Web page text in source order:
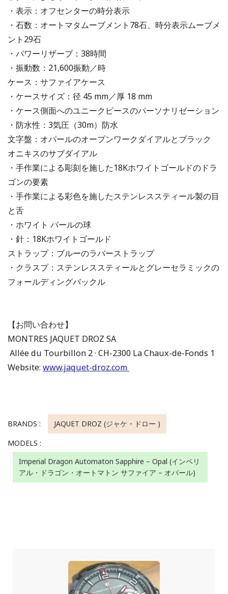
・表示：オフセンターの時分表示
・石数：オートマタムーブメント78石、時分表示ムーブメ
ント29石
・パワーリザーブ：38時間
・振動数：21,600振動／時
ケース：サファイアケース
・ケースサイズ：径 45 mm／厚 18 mm
・ケース側面へのユニークピースのパーソナリゼーション
・防水性：3気圧（30m）防水
文字盤：オパールのオープンワークダイアルとブラック
オニキスのサブダイアル
・手作業による彫刻を施した18Kホワイトゴールドのドラ
ゴンの要素
・手作業による彩色を施したステンレススティール製の目
と舌
・ホワイト パールの球
・針：18Kホワイトゴールド
ストラップ：ブルーのラバーストラップ
・クラスプ：ステンレススティールとグレーセラミックの
フォールディングバックル
【お問い合わせ】
MONTRES JAQUET DROZ SA
Allée du Tourbillon 2 · CH-2300 La Chaux-de-Fonds 1
Website: www.jaquet-droz.com
BRANDS :
JAQUET DROZ (ジャケ・ドロー )
MODELS :
Imperial Dragon Automaton Sapphire – Opal (インペリ
アル・ドラゴン・オートマトン サファイア – オパール)